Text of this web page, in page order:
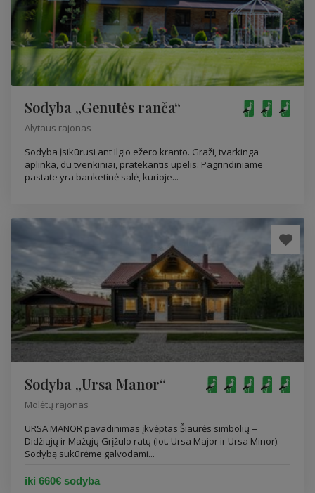
Sodyba „Genutės ranča“
Alytaus rajonas
Sodyba įsikūrusi ant Ilgio ežero kranto. Graži, tvarkinga
aplinka, du tvenkiniai, pratekantis upelis. Pagrindiniame
pastate yra banketinė salė, kurioje...
Sodyba „Ursa Manor“
Molėtų rajonas
URSA MANOR pavadinimas įkvėptas Šiaurės simbolių ‒
Didžiųjų ir Mažųjų Grįžulo ratų (lot. Ursa Major ir Ursa Minor).
Sodybą sukūrėme galvodami...
iki 660€ sodyba